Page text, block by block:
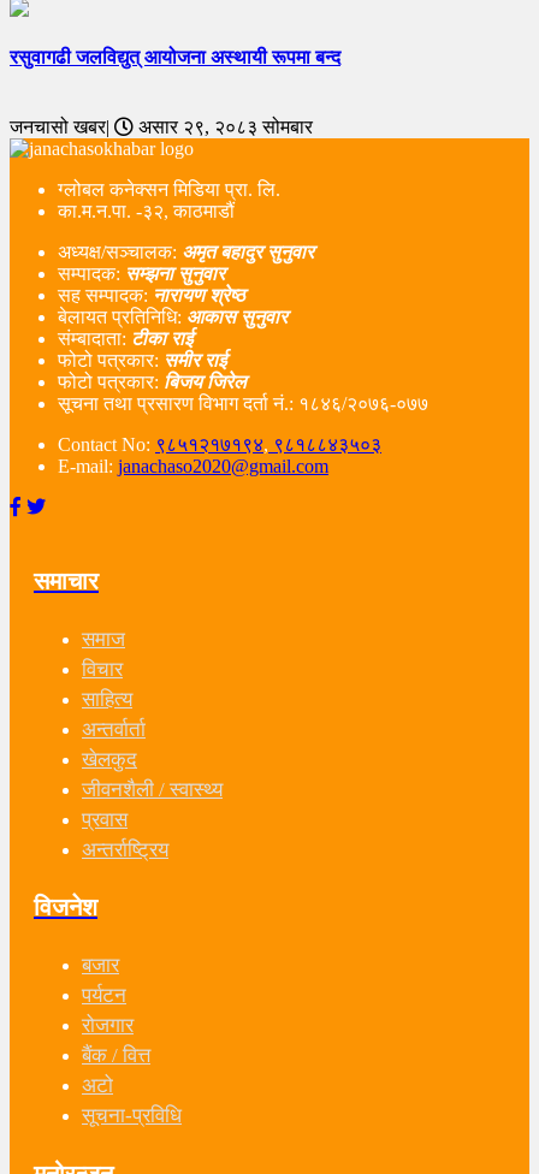
रसुवागढी जलविद्युत् आयोजना अस्थायी रूपमा बन्द
जनचासो खबर| असार २९, २०८३ सोमबार
ग्लोबल कनेक्सन मिडिया प्रा. लि.
का.म.न.पा. -३२, काठमाडौं
अध्यक्ष/सञ्चालक: अमृत बहादुर सुनुवार
सम्पादक: सम्झना सुनुवार
सह सम्पादक: नारायण श्रेष्ठ
बेलायत प्रतिनिधि: आकास सुनुवार
संम्बादाता: टीका राई
फोटो पत्रकार: समीर राई
फोटो पत्रकार: बिजय जिरेल
सूचना तथा प्रसारण विभाग दर्ता नं‌.: १८४६/२०७६-०७७
Contact No: ९८५१२१७१९४, ९८१८८४३५०३
E-mail: janachaso2020@gmail.com
समाचार
समाज
विचार
साहित्य
अन्तर्वार्ता
खेलकुद
जीवनशैली / स्वास्थ्य
प्रवास
अन्तर्राष्ट्रिय
विजनेश
बजार
पर्यटन
रोजगार
बैंक / वित्त
अटो
सूचना-प्रविधि